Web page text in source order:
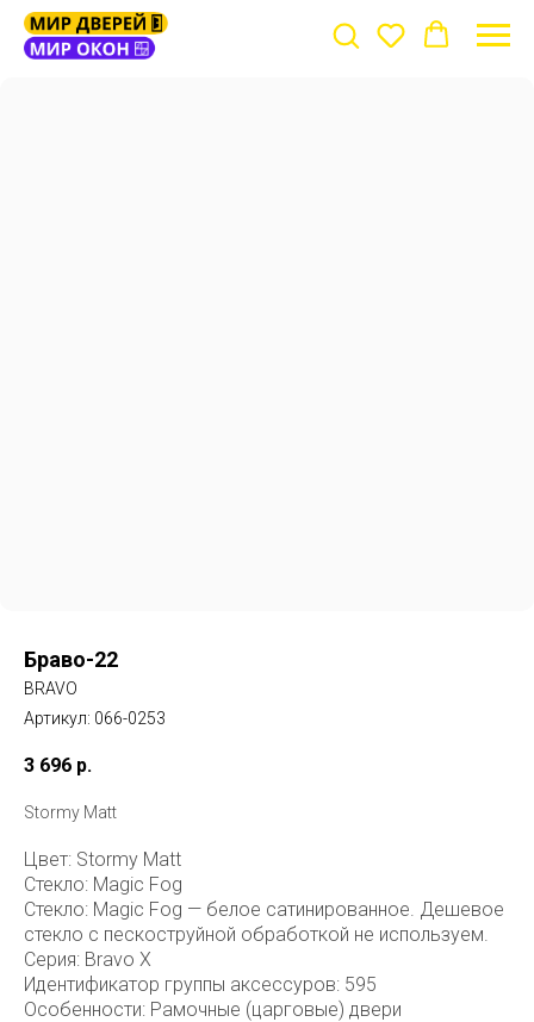
Браво-22
BRAVO
Артикул: 066-0253
3 696 р.
Stormy Matt
Цвет: Stormy Matt
Стекло: Magic Fog
Стекло: Magic Fog — белое сатинированное. Дешевое
стекло с пескоструйной обработкой не используем.
Серия: Bravo X
Идентификатор группы аксессуров: 595
Особенности: Рамочные (царговые) двери